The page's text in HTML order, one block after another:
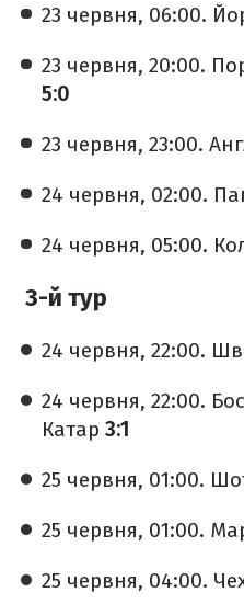
23 червня, 06:00.
23 червня, 20:00.
5:0
23 червня, 23:00.
24 червня, 02:00.
24 червня, 05:00.
3-й тур
24 червня, 22:00.
24 червня, 22:00.
Катар 3:1
25 червня, 01:00.
25 червня, 01:00.
25 червня, 04:00.